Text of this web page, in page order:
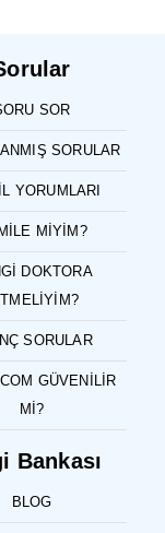
SOR
SORULAR
YORUMLARI
MIYIM?
DOKTORA
SORULAR
GÜVENILIR
MI?
Bankası
BLOG